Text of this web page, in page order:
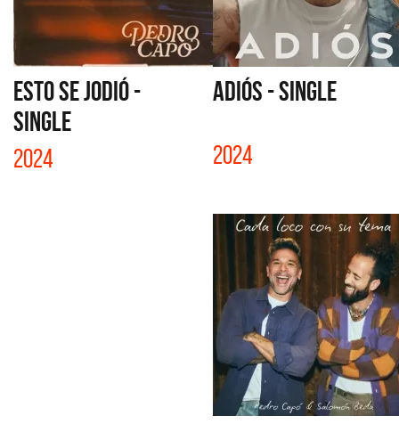
ESTO SE JODIÓ -
SINGLE
2024
ADIÓS - SINGLE
2024